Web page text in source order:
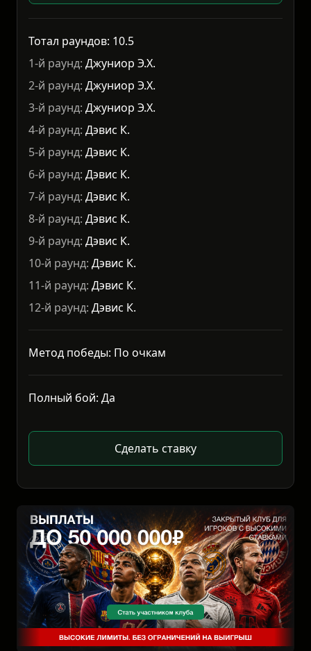
Тотал раундов: 10.5
1-й раунд: Джуниор Э.Х.
2-й раунд: Джуниор Э.Х.
3-й раунд: Джуниор Э.Х.
4-й раунд: Дэвис К.
5-й раунд: Дэвис К.
6-й раунд: Дэвис К.
7-й раунд: Дэвис К.
8-й раунд: Дэвис К.
9-й раунд: Дэвис К.
10-й раунд: Дэвис К.
11-й раунд: Дэвис К.
12-й раунд: Дэвис К.
Метод победы: По очкам
Полный бой: Да
Сделать ставку